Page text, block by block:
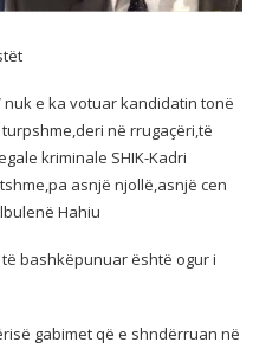
nuk e ka votuar kandidatin tonë
në rrugaçëri,të
kriminale SHIK-Kadri
asnjë njollë,asnjë cen
Hahiu
të bashkëpunuar është ogur i
gabimet që e shndërruan në